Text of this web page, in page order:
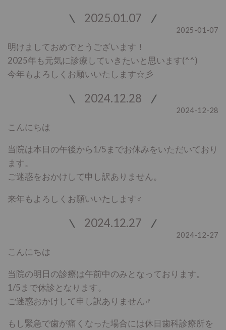
2025.01.07
2025-01-07
明けましておめでとうございます！
2025年も元気に診療していきたいと思います(^^)
今年もよろしくお願いいたします☆彡
2024.12.28
2024-12-28
こんにちは
当院は本日の午後から1/5までお休みをいただいており
ます。
ご迷惑をおかけして申し訳ありません。
来年もよろしくお願いいたします‍♂️
2024.12.27
2024-12-27
こんにちは
当院の明日の診療は午前中のみとなっております。
1/5まで休診となります。
ご迷惑おかけして申し訳ありません‍♂️
もし緊急で歯が痛くなった場合には休日歯科診療所を